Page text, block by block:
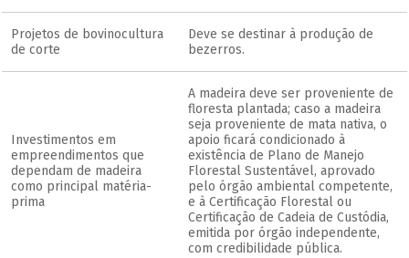
Projetos de bovinocultura
de corte
Deve se destinar à produção de
bezerros.
Investimentos em
empreendimentos que
dependam de madeira
como principal matéria-
prima
A madeira deve ser proveniente de
floresta plantada; caso a madeira
seja proveniente de mata nativa, o
apoio ficará condicionado à
existência de Plano de Manejo
Florestal Sustentável, aprovado
pelo órgão ambiental competente,
e à Certificação Florestal ou
Certificação de Cadeia de Custódia,
emitida por órgão independente,
com credibilidade pública.